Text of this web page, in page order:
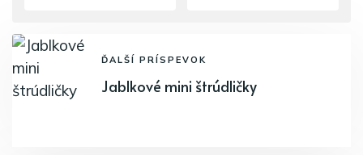
ĎALŠÍ PRÍSPEVOK
Jablkové mini štrúdličky